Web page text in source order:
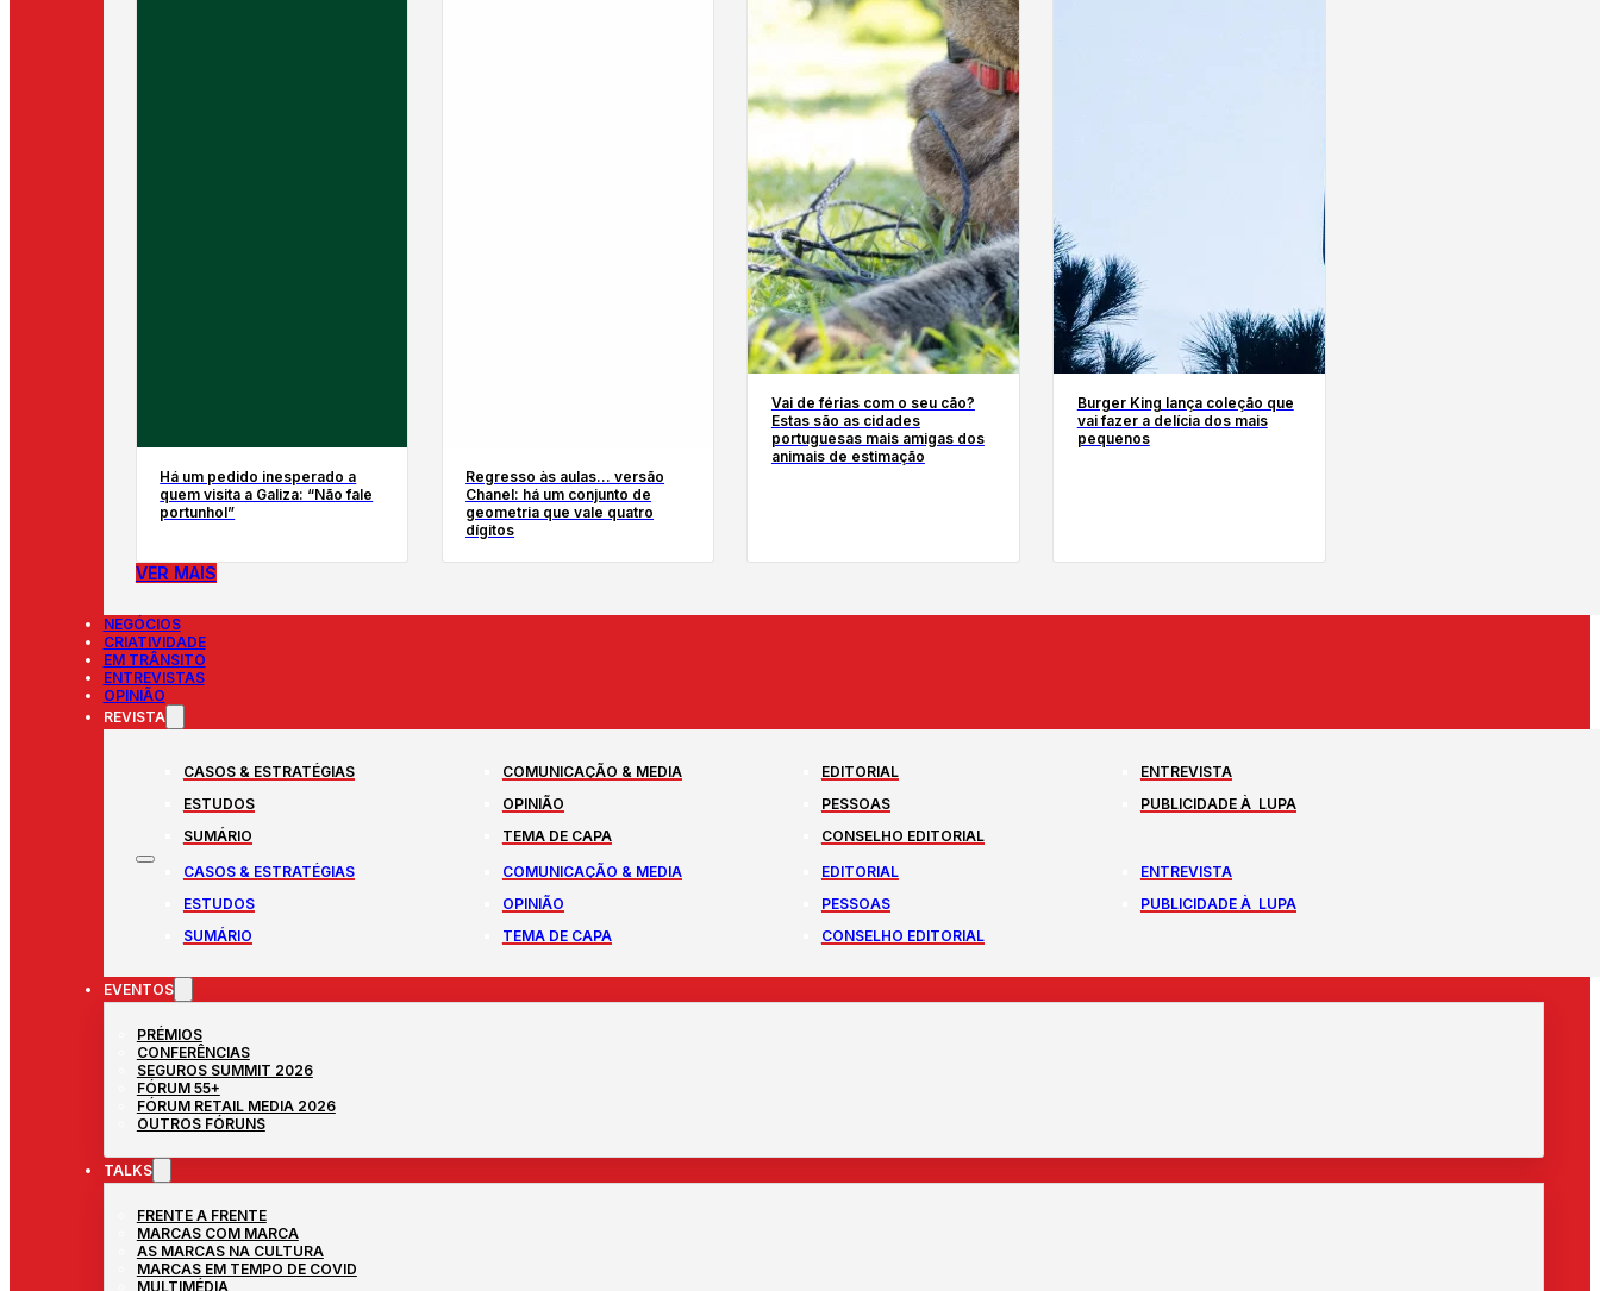
Há um pedido inesperado a
quem visita a Galiza: “Não fale
portunhol”
Regresso às aulas… versão
Chanel: há um conjunto de
geometria que vale quatro
dígitos
Vai de férias com o seu cão?
Estas são as cidades
portuguesas mais amigas dos
animais de estimação
Burger King lança coleção que
vai fazer a delícia dos mais
pequenos
VER MAIS
NEGÓCIOS
CRIATIVIDADE
EM TRÂNSITO
ENTREVISTAS
OPINIÃO
REVISTA
CASOS & ESTRATÉGIAS COMUNICAÇÃO & MEDIA EDITORIAL
ENTREVISTA
ESTUDOS
OPINIÃO PESSOAS
PUBLICIDADE À LUPA
SUMÁRIO
TEMA DE CAPA
CONSELHO EDITORIAL
CASOS & ESTRATÉGIAS
COMUNICAÇÃO & MEDIA EDITORIAL
ENTREVISTA
ESTUDOS
OPINIÃO PESSOAS
PUBLICIDADE À LUPA
SUMÁRIO
TEMA DE CAPA CONSELHO EDITORIAL
EVENTOS
PRÉMIOS
CONFERÊNCIAS
SEGUROS SUMMIT 2026
FÓRUM 55+
FÓRUM RETAIL MEDIA 2026
OUTROS FÓRUNS
TALKS
FRENTE A FRENTE
MARCAS COM MARCA
AS MARCAS NA CULTURA
MARCAS EM TEMPO DE COVID
MULTIMÉDIA